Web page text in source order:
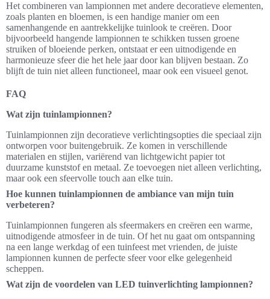
Het combineren van lampionnen met andere decoratieve elementen,
zoals planten en bloemen, is een handige manier om een
samenhangende en aantrekkelijke tuinlook te creëren. Door
bijvoorbeeld hangende lampionnen te schikken tussen groene
struiken of bloeiende perken, ontstaat er een uitnodigende en
harmonieuze sfeer die het hele jaar door kan blijven bestaan. Zo
blijft de tuin niet alleen functioneel, maar ook een visueel genot.
FAQ
Wat zijn tuinlampionnen?
Tuinlampionnen zijn decoratieve verlichtingsopties die speciaal zijn
ontworpen voor buitengebruik. Ze komen in verschillende
materialen en stijlen, variërend van lichtgewicht papier tot
duurzame kunststof en metaal. Ze toevoegen niet alleen verlichting,
maar ook een sfeervolle touch aan elke tuin.
Hoe kunnen tuinlampionnen de ambiance van mijn tuin
verbeteren?
Tuinlampionnen fungeren als sfeermakers en creëren een warme,
uitnodigende atmosfeer in de tuin. Of het nu gaat om ontspanning
na een lange werkdag of een tuinfeest met vrienden, de juiste
lampionnen kunnen de perfecte sfeer voor elke gelegenheid
scheppen.
Wat zijn de voordelen van LED tuinverlichting lampionnen?